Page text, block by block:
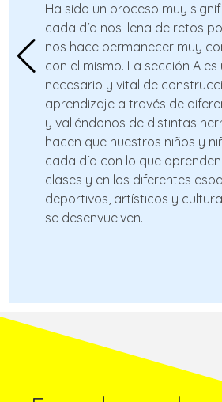
Ha sido un proceso muy
cada día nos llena de retos
nos hace permanecer muy
con el mismo. La sección A
necesario y vital de
aprendizaje a través de
y valiéndonos de distintas
hacen que nuestros niños y
cada día con lo que
clases y en los diferentes
deportivos, artísticos y
se desenvuelven.